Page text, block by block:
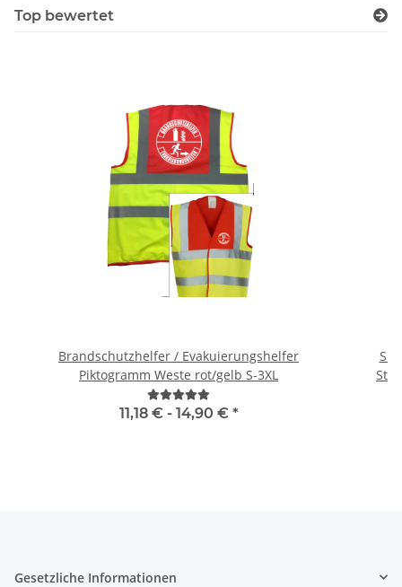
Top bewertet
Brandschutzhelfer / Evakuierungshelfer
Piktogramm Weste rot/gelb S-3XL
11,18 € - 14,90 € *
Gesetzliche Informationen